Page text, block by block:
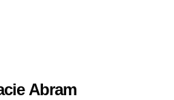
Abram